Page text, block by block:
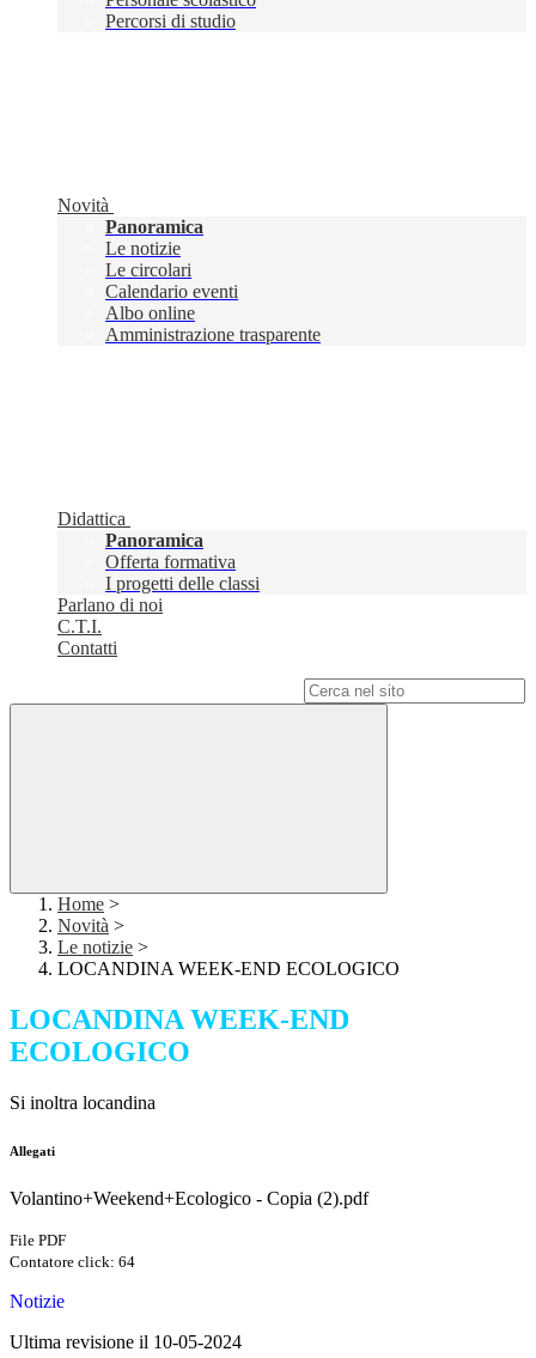
Percorsi di studio
Novità
Panoramica
Le notizie
Le circolari
Calendario eventi
Albo online
Amministrazione trasparente
Didattica
Panoramica
Offerta formativa
I progetti delle classi
Parlano di noi
C.T.I.
Contatti
Home >
Novità >
Le notizie >
LOCANDINA WEEK-END ECOLOGICO
LOCANDINA WEEK-END
ECOLOGICO
Si inoltra locandina
Allegati
Volantino+Weekend+Ecologico - Copia (2).pdf
File PDF
Contatore click: 64
Notizie
Ultima revisione il 10-05-2024